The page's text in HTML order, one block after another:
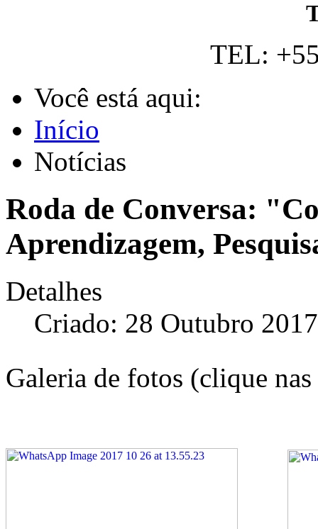
TEL:
Você está aqui:
Início
Notícias
Roda de Conversa:
Aprendizagem,
Detalhes
Criado: 28 Outubro 2017
Galeria de fotos (clique